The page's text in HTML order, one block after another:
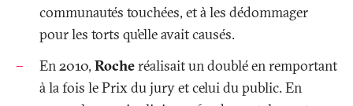
communautés touchées, et à les dédommager
pour les torts qu’elle avait causés.
En 2010, Rocheréalisait un doublé en remportant
à la fois le Prix du jury et celui du public. En